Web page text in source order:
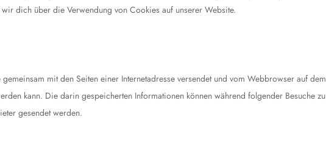
dich über die Verwendung von Cookies auf unserer Website.
mit den Seiten einer Internetadresse versendet und vom Webbrowser auf dem
kann. Die darin gespeicherten Informationen können während folgender Besuche zu
gesendet werden.